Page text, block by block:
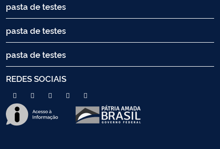
pasta de testes
pasta de testes
pasta de testes
REDES SOCIAIS